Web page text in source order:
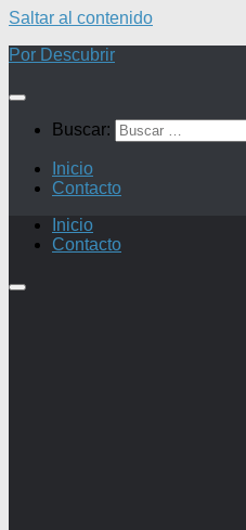
Saltar al contenido
Por Descubrir
Buscar:
Inicio
Contacto
Inicio
Contacto